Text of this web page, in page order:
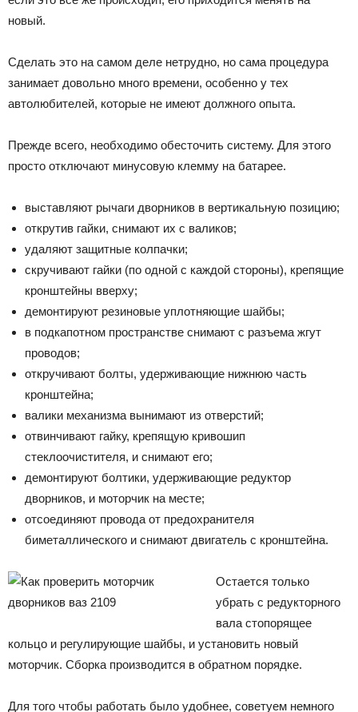
новый.
Сделать это на самом деле нетрудно, но сама процедура
занимает довольно много времени, особенно у тех
автолюбителей, которые не имеют должного опыта.
Прежде всего, необходимо обесточить систему. Для этого
просто отключают минусовую клемму на батарее.
выставляют рычаги дворников в вертикальную позицию;
открутив гайки, снимают их с валиков;
удаляют защитные колпачки;
скручивают гайки (по одной с каждой стороны), крепящие
кронштейны вверху;
демонтируют резиновые уплотняющие шайбы;
в подкапотном пространстве снимают с разъема жгут
проводов;
откручивают болты, удерживающие нижнюю часть
кронштейна;
валики механизма вынимают из отверстий;
отвинчивают гайку, крепящую кривошип
стеклоочистителя, и снимают его;
демонтируют болтики, удерживающие редуктор
дворников, и моторчик на месте;
отсоединяют провода от предохранителя
биметаллического и снимают двигатель с кронштейна.
Остается только
убрать с редукторного
вала стопорящее
кольцо и регулирующие шайбы, и установить новый
моторчик. Сборка производится в обратном порядке.
Для того чтобы работать было удобнее, советуем немного